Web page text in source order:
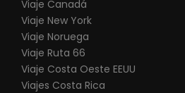
Viaje Canadá
Viaje New York
Viaje Noruega
Viaje Ruta 66
Viaje Costa Oeste EEUU
Viajes Costa Rica